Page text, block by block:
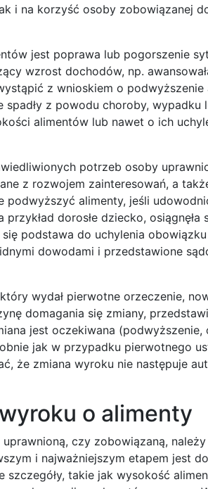
i na korzyść osoby zobowiązanej
jest poprawa lub pogorszenie
wzrost dochodów, np.
z wnioskiem o podwyższenie
z powodu choroby, wypadku
alimentów lub nawet o ich
potrzeb osoby
z rozwojem zainteresowań, a
alimenty, jeśli
dorosłe dziecko, osiągnęła
podstawa do uchylenia
dowodami i przedstawione
wydał pierwotne orzeczenie,
domagania się zmiany,
jest oczekiwana (podwyższenie,
jak w przypadku pierwotnego
że zmiana wyroku nie następuje
o alimenty
czy zobowiązaną,
i najważniejszym etapem jest
takie jak wysokość